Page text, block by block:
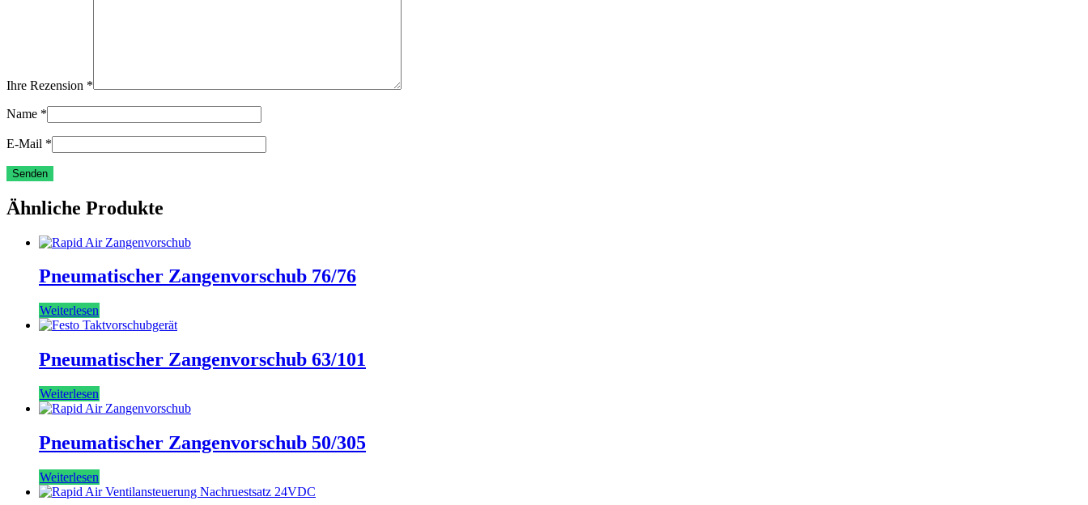
Ihre Rezension *
Name *
E-Mail *
Ähnliche Produkte
Pneumatischer Zangenvorschub 76/76
Weiterlesen
Pneumatischer Zangenvorschub 63/101
Weiterlesen
Pneumatischer Zangenvorschub 50/305
Weiterlesen